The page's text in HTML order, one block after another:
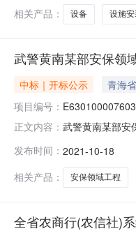
相关产品：
设备 设施安
武警黄南某部安保领
中标｜开标公示
青海
项目编号：
正文内容： 武警黄南某部安
文件递交时间
发布时间： 2021-10-18
相关产品：
安保领域工程
全省农商行(农信社)